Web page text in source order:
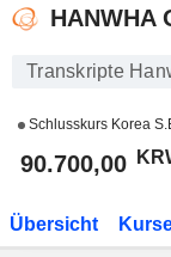
HANWHA
Transkripte
Schlusskurs Korea
90.700,00
Übersicht